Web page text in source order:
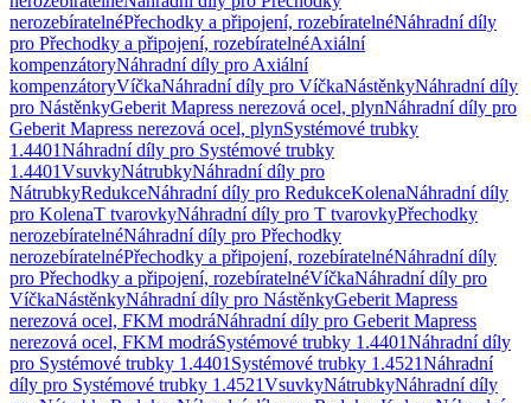
nerozebíratelnéPřechodky a připojení, rozebíratelnéNáhradní díly
pro Přechodky a připojení, rozebíratelnéAxiální
kompenzátoryNáhradní díly pro Axiální
kompenzátoryVíčkaNáhradní díly pro VíčkaNástěnkyNáhradní díly
pro NástěnkyGeberit Mapress nerezová ocel, plynNáhradní díly pro
Geberit Mapress nerezová ocel, plynSystémové trubky
1.4401Náhradní díly pro Systémové trubky
1.4401VsuvkyNátrubkyNáhradní díly pro
NátrubkyRedukceNáhradní díly pro RedukceKolenaNáhradní díly
pro KolenaT tvarovkyNáhradní díly pro T tvarovkyPřechodky
nerozebíratelnéNáhradní díly pro Přechodky
nerozebíratelnéPřechodky a připojení, rozebíratelnéNáhradní díly
pro Přechodky a připojení, rozebíratelnéVíčkaNáhradní díly pro
VíčkaNástěnkyNáhradní díly pro NástěnkyGeberit Mapress
nerezová ocel, FKM modráNáhradní díly pro Geberit Mapress
nerezová ocel, FKM modráSystémové trubky 1.4401Náhradní díly
pro Systémové trubky 1.4401 Systémové trubky 1.4521Náhradní
díly pro Systémové trubky 1.4521VsuvkyNátrubkyNáhradní díly